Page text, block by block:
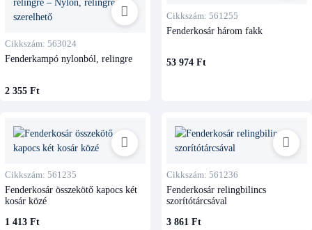
Cikkszám: 563024
Fenderkampó nylonból, relingre
2 355 Ft
Cikkszám: 561255
Fenderkosár három fakk
53 974 Ft
Cikkszám: 561235
Fenderkosár összekötő kapocs két
kosár közé
1 413 Ft
Cikkszám: 561236
Fenderkosár relingbilincs
szorítótárcsával
3 861 Ft